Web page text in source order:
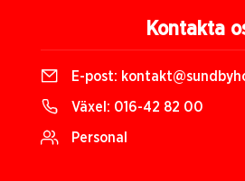
Kontakta
E-post:
Växel: 016-42 82 00
Personal